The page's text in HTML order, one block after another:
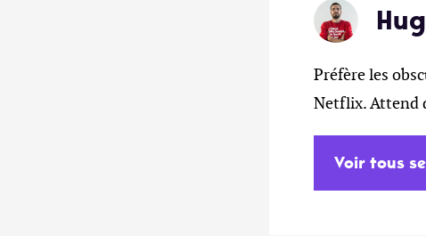
Préfère les
Netflix. Attend
Voir tous